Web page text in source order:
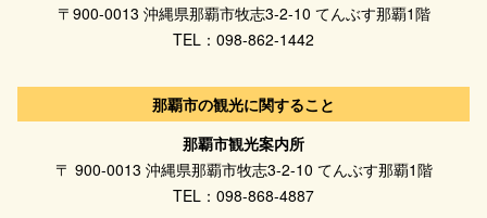
〒900-0013 沖縄県那覇市牧志3-2-10 てんぶす那覇1階
TEL：098-862-1442
那覇市の観光に関すること
那覇市観光案内所
〒 900-0013 沖縄県那覇市牧志3-2-10 てんぶす那覇1階
TEL：098-868-4887